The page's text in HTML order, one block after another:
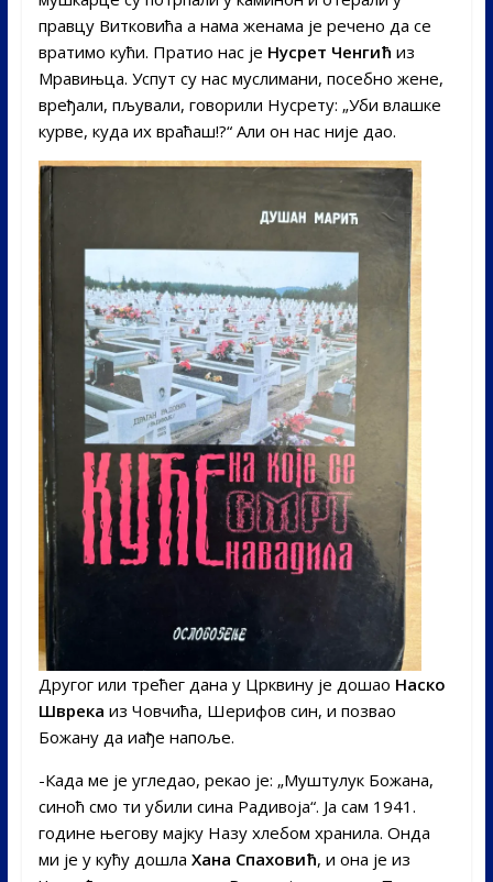
правцу Витковића а нама женама је речено да се
вратимо кући. Пратио нас је Нусрет Ченгић из
Мравињца. Успут су нас муслимани, посебно жене,
вређали, пљували, говорили Нусрету: „Уби влашке
курве, куда их враћаш!?“ Али он нас није дао.
Другог или трећег дана у Црквину је дошао Наско
Шврека из Човчића, Шерифов син, и позвао
Божану да иађе напоље.
-Када ме је угледао, рекао је: „Муштулук Божана,
синоћ смо ти убили сина Радивоја“. Ја сам 1941.
године његову мајку Назу хлебом хранила. Онда
ми је у кућу дошла Хана Спаховић, и она је из